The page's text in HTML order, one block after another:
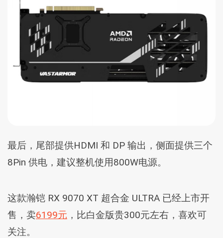
最后，尾部提供HDMI 和 DP 输出，侧面提供三个
8Pin 供电，建议整机使用800W电源。
这款瀚铠 RX 9070 XT 超合金 ULTRA 已经上市开
售，卖6199元 ，比白金版贵300元左右，喜欢可
关注。